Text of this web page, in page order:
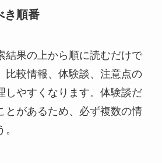
き順番
結果の上から順に読むだけで
比較情報、体験談、注意点の
しやすくなります。体験談だ
とがあるため、必ず複数の情